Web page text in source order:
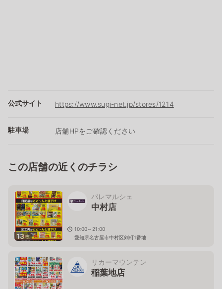
公式サイト https://www.sugi-net.jp/stores/1214
駐車場 店舗HPをご確認ください
この店舗の近くのチラシ
13枚
パレマルシェ
中村店
10:00～21:00
愛知県名古屋市中村区剣町1番地
リカーマウンテン
稲葉地店